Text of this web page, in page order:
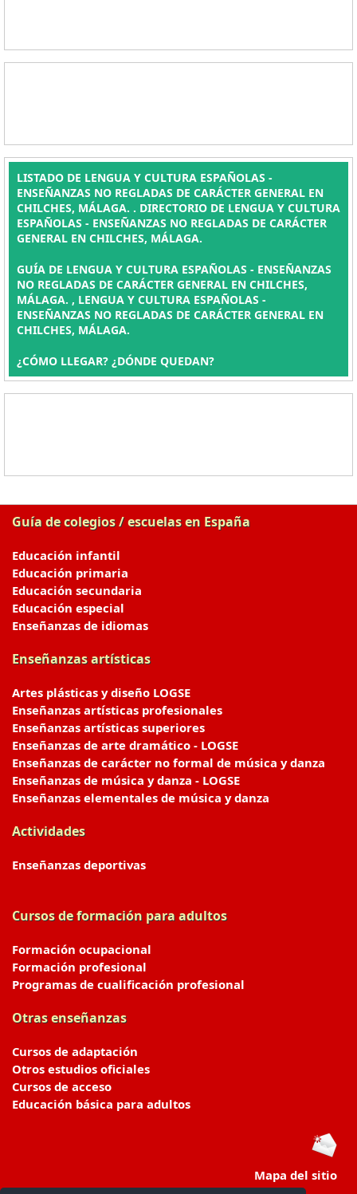
LISTADO DE LENGUA Y CULTURA ESPAÑOLAS -
ENSEÑANZAS NO REGLADAS DE CARÁCTER GENERAL EN
CHILCHES, MÁLAGA. . DIRECTORIO DE LENGUA Y CULTURA
ESPAÑOLAS - ENSEÑANZAS NO REGLADAS DE CARÁCTER
GENERAL EN CHILCHES, MÁLAGA.
GUÍA DE LENGUA Y CULTURA ESPAÑOLAS - ENSEÑANZAS
NO REGLADAS DE CARÁCTER GENERAL EN CHILCHES,
MÁLAGA. , LENGUA Y CULTURA ESPAÑOLAS -
ENSEÑANZAS NO REGLADAS DE CARÁCTER GENERAL EN
CHILCHES, MÁLAGA.
¿CÓMO LLEGAR? ¿DÓNDE QUEDAN?
Guía de colegios / escuelas en España
Educación infantil
Educación primaria
Educación secundaria
Educación especial
Enseñanzas de idiomas
Enseñanzas artísticas
Artes plásticas y diseño LOGSE
Enseñanzas artísticas profesionales
Enseñanzas artísticas superiores
Enseñanzas de arte dramático - LOGSE
Enseñanzas de carácter no formal de música y danza
Enseñanzas de música y danza - LOGSE
Enseñanzas elementales de música y danza
Actividades
Enseñanzas deportivas
Cursos de formación para adultos
Formación ocupacional
Formación profesional
Programas de cualificación profesional
Otras enseñanzas
Cursos de adaptación
Otros estudios oficiales
Cursos de acceso
Educación básica para adultos
Mapa del sitio